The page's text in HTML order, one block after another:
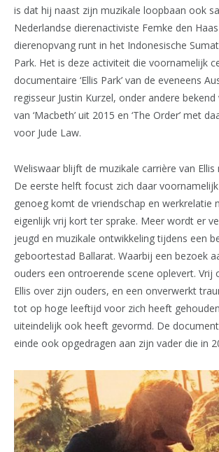
is dat hij naast zijn muzikale loopbaan ook
Nederlandse dierenactiviste Femke den
dierenopvang runt in het Indonesische
Park. Het is deze activiteit die voornamelijk
documentaire ‘Ellis Park’ van de eveneens
regisseur Justin Kurzel, onder andere
van ‘Macbeth’ uit 2015 en ‘The Order’ met
voor Jude Law.
Weliswaar blijft de muzikale carrière van
De eerste helft focust zich daar
genoeg komt de vriendschap en werkrelatie
eigenlijk vrij kort ter sprake. Meer wordt er
jeugd en muzikale ontwikkeling tijdens een
geboortestad Ballarat. Waarbij een bezoek
ouders een ontroerende scene oplevert. Vrij
Ellis over zijn ouders, en een onverwerkt
tot op hoge leeftijd voor zich heeft
uiteindelijk ook heeft gevormd. De
einde ook opgedragen aan zijn vader die in